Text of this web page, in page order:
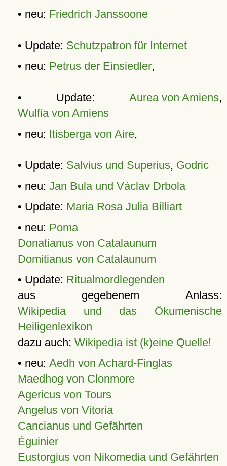
• neu: Friedrich Janssoone
• Update: Schutzpatron für Internet
• neu: Petrus der Einsiedler,
• Update: Aurea von Amiens,
Wulfia von Amiens
• neu: Itisberga von Aire,
• Update: Salvius und Superius, Godric
• neu: Jan Bula und Václav Drbola
• Update: Maria Rosa Julia Billiart
• neu: Poma
Donatianus von Catalaunum
Domitianus von Catalaunum
• Update: Ritualmordlegenden
aus gegebenem Anlass:
Wikipedia und das Ökumenische
Heiligenlexikon
dazu auch: Wikipedia ist (k)eine Quelle!
• neu: Aedh von Achard-Finglas
Maedhog von Clonmore
Agericus von Tours
Angelus von Vitoria
Cancianus und Gefährten
Éguinier
Eustorgius von Nikomedia und Gefährten